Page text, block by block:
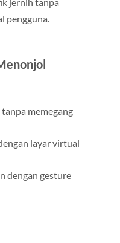
jernih tanpa
pengguna.
memegang
layar virtual
dengan gesture